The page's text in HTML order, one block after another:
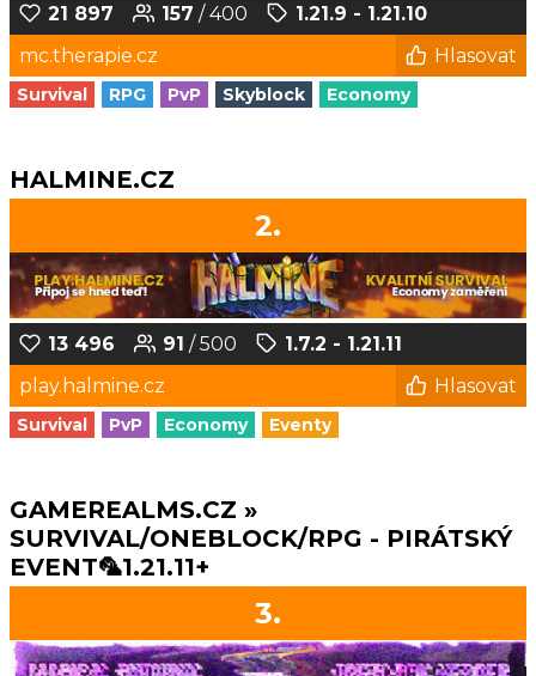
21 897 157 / 400
1.21.9 - 1.21.10
mc.therapie.cz
Hlasovat
Survival RPG PvP Skyblock Economy
HALMINE.CZ
2.
13 496 91 / 500
1.7.2 - 1.21.11
play.halmine.cz
Hlasovat
Survival PvP Economy Eventy
GAMEREALMS.CZ »
SURVIVAL/ONEBLOCK/RPG - PIRÁTSKÝ
EVENT🦜1.21.11+
3.